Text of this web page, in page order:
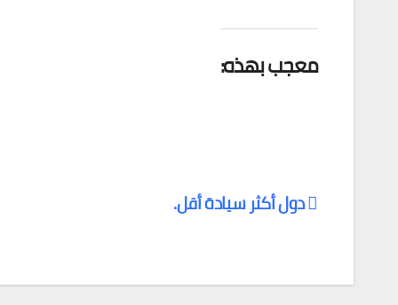
معجب بهذه:
المقالات
دول أكثر سيادة أقل.